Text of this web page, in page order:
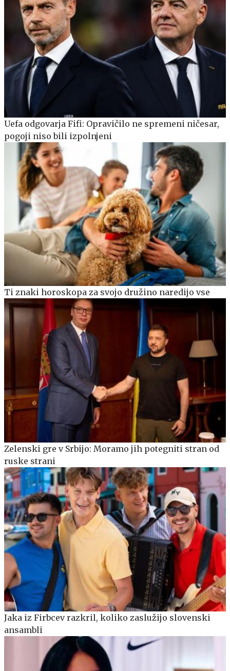
Uefa odgovarja Fifi: Opravičilo ne spremeni ničesar,
pogoji niso bili izpolnjeni
Ti znaki horoskopa za svojo družino naredijo vse
Zelenski gre v Srbijo: Moramo jih potegniti stran od
ruske strani
Jaka iz Firbcev razkril, koliko zaslužijo slovenski
ansambli